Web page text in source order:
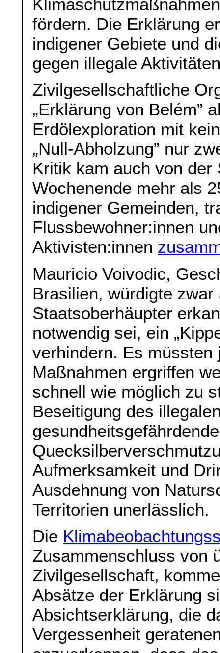
fördern. Die Erklärung
indigener Gebiete und
gegen illegale
Zivilgesellschaftliche
„Erklärung von Belém”
Erdölexploration mit
„Null-Abholzung” nur
Kritik kam auch von
Wochenende mehr als
indigener Gemeinden,
Flussbewohner:innen
Aktivisten:innen
Mauricio Voivodic,
Brasilien, würdigte
Staatsoberhäupter
notwendig sei, ein
verhindern. Es
Maßnahmen ergriffen
schnell wie möglich zu
Beseitigung des
Aufmerksamkeit und
Ausdehnung von
Territorien unerlässlich.
Die
Zusammenschluss von
Zivilgesellschaft,
Absätze der Erklärung
Absichtserklärung, die
Vergessenheit